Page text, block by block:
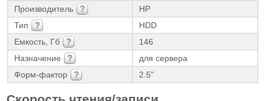
Производитель
HP
Тип
HDD
Емкость, Гб
146
Назначение
для сервера
Форм-фактор
2.5"